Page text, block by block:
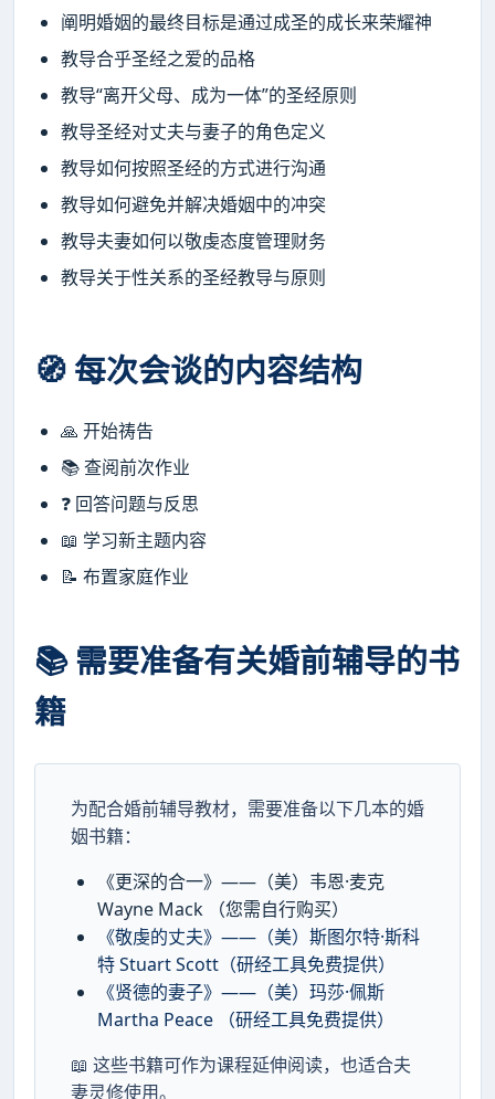
阐明婚姻的最终目标是通过成圣的成长来荣耀神
教导合乎圣经之爱的品格
教导“离开父母、成为一体”的圣经原则
教导圣经对丈夫与妻子的角色定义
教导如何按照圣经的方式进行沟通
教导如何避免并解决婚姻中的冲突
教导夫妻如何以敬虔态度管理财务
教导关于性关系的圣经教导与原则
🧭 每次会谈的内容结构
🙏 开始祷告
📚 查阅前次作业
❓ 回答问题与反思
📖 学习新主题内容
📝 布置家庭作业
📚 需要准备有关婚前辅导的书
籍
为配合婚前辅导教材，需要准备以下几本的婚
姻书籍：
《更深的合一》——（美）韦恩·麦克
Wayne Mack （您需自行购买）
《敬虔的丈夫》——（美）斯图尔特·斯科
特 Stuart Scott（研经工具免费提供）
《贤德的妻子》——（美）玛莎·佩斯
Martha Peace （研经工具免费提供）
📖 这些书籍可作为课程延伸阅读，也适合夫
妻灵修使用。